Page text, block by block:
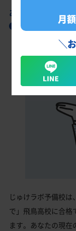
あなただけの学習
飛鳥高校合
じゅけラボ予備校
で」飛鳥高校に合格
ます。あなたの現
月額
＼